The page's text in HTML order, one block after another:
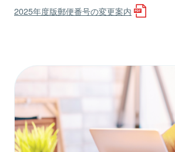
2025年度版郵便番号の変更案内